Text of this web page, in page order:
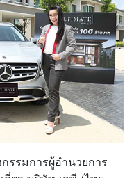
กรรมการผู้อำนวยการ